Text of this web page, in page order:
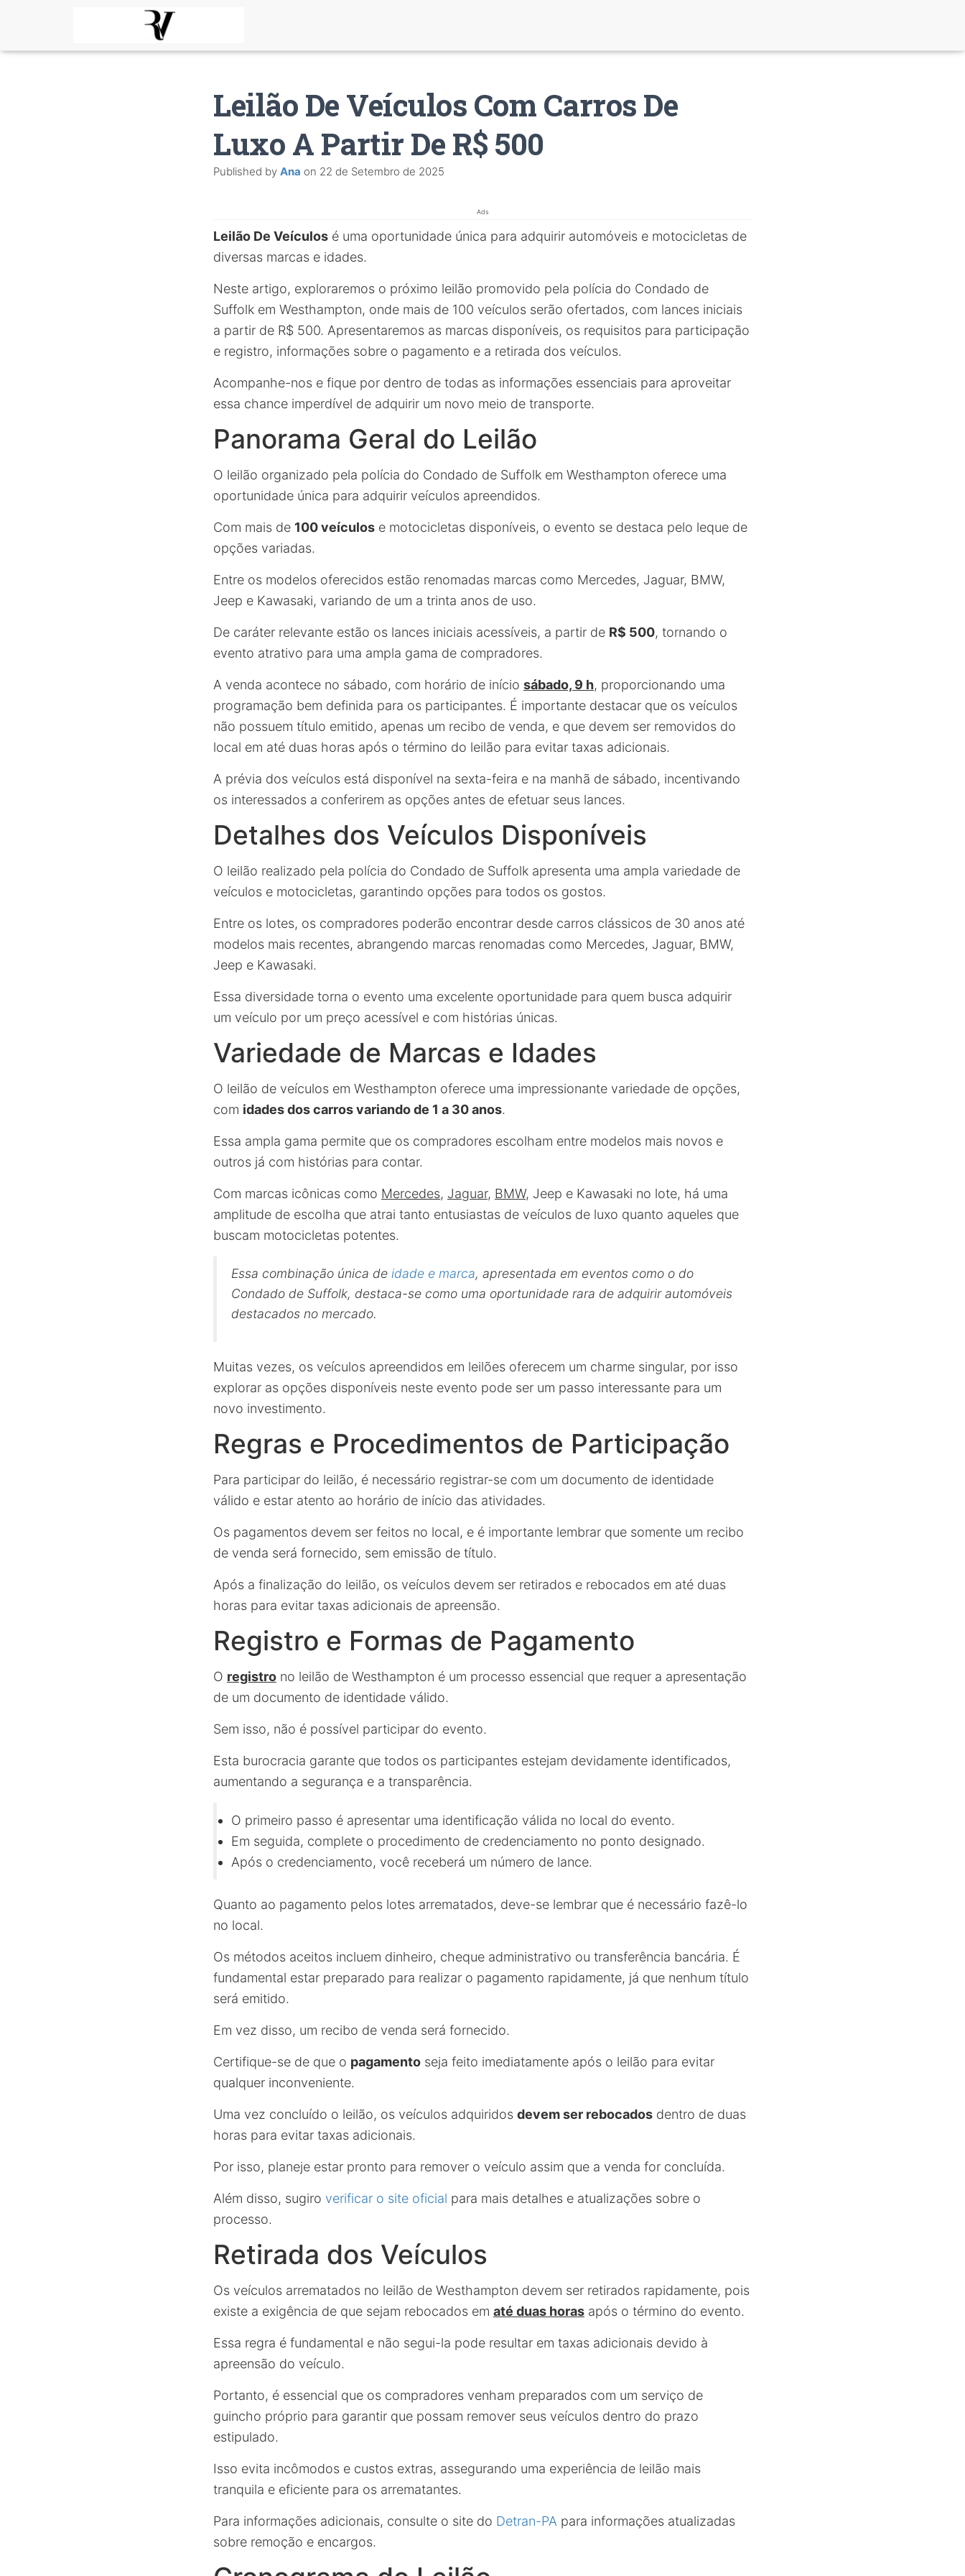
Leilão De Veículos Com Carros De
Luxo A Partir De R$ 500
Published by Ana on 22 de Setembro de 2025
Ads
Leilão De Veículos é uma oportunidade única para adquirir automóveis e motocicletas de
diversas marcas e idades.
Neste artigo, exploraremos o próximo leilão promovido pela polícia do Condado de
Suffolk em Westhampton, onde mais de 100 veículos serão ofertados, com lances iniciais
a partir de R$ 500. Apresentaremos as marcas disponíveis, os requisitos para participação
e registro, informações sobre o pagamento e a retirada dos veículos.
Acompanhe-nos e fique por dentro de todas as informações essenciais para aproveitar
essa chance imperdível de adquirir um novo meio de transporte.
Panorama Geral do Leilão
O leilão organizado pela polícia do Condado de Suffolk em Westhampton oferece uma
oportunidade única para adquirir veículos apreendidos.
Com mais de 100 veículos e motocicletas disponíveis, o evento se destaca pelo leque de
opções variadas.
Entre os modelos oferecidos estão renomadas marcas como Mercedes, Jaguar, BMW,
Jeep e Kawasaki, variando de um a trinta anos de uso.
De caráter relevante estão os lances iniciais acessíveis, a partir de R$ 500, tornando o
evento atrativo para uma ampla gama de compradores.
A venda acontece no sábado, com horário de início sábado, 9 h, proporcionando uma
programação bem definida para os participantes. É importante destacar que os veículos
não possuem título emitido, apenas um recibo de venda, e que devem ser removidos do
local em até duas horas após o término do leilão para evitar taxas adicionais.
A prévia dos veículos está disponível na sexta-feira e na manhã de sábado, incentivando
os interessados a conferirem as opções antes de efetuar seus lances.
Detalhes dos Veículos Disponíveis
O leilão realizado pela polícia do Condado de Suffolk apresenta uma ampla variedade de
veículos e motocicletas, garantindo opções para todos os gostos.
Entre os lotes, os compradores poderão encontrar desde carros clássicos de 30 anos até
modelos mais recentes, abrangendo marcas renomadas como Mercedes, Jaguar, BMW,
Jeep e Kawasaki.
Essa diversidade torna o evento uma excelente oportunidade para quem busca adquirir
um veículo por um preço acessível e com histórias únicas.
Variedade de Marcas e Idades
O leilão de veículos em Westhampton oferece uma impressionante variedade de opções,
com idades dos carros variando de 1 a 30 anos.
Essa ampla gama permite que os compradores escolham entre modelos mais novos e
outros já com histórias para contar.
Com marcas icônicas como Mercedes, Jaguar, BMW, Jeep e Kawasaki no lote, há uma
amplitude de escolha que atrai tanto entusiastas de veículos de luxo quanto aqueles que
buscam motocicletas potentes.
Essa combinação única de idade e marca, apresentada em eventos como o do
Condado de Suffolk, destaca-se como uma oportunidade rara de adquirir automóveis
destacados no mercado.
Muitas vezes, os veículos apreendidos em leilões oferecem um charme singular, por isso
explorar as opções disponíveis neste evento pode ser um passo interessante para um
novo investimento.
Regras e Procedimentos de Participação
Para participar do leilão, é necessário registrar-se com um documento de identidade
válido e estar atento ao horário de início das atividades.
Os pagamentos devem ser feitos no local, e é importante lembrar que somente um recibo
de venda será fornecido, sem emissão de título.
Após a finalização do leilão, os veículos devem ser retirados e rebocados em até duas
horas para evitar taxas adicionais de apreensão.
Registro e Formas de Pagamento
O registro no leilão de Westhampton é um processo essencial que requer a apresentação
de um documento de identidade válido.
Sem isso, não é possível participar do evento.
Esta burocracia garante que todos os participantes estejam devidamente identificados,
aumentando a segurança e a transparência.
O primeiro passo é apresentar uma identificação válida no local do evento.
Em seguida, complete o procedimento de credenciamento no ponto designado.
Após o credenciamento, você receberá um número de lance.
Quanto ao pagamento pelos lotes arrematados, deve-se lembrar que é necessário fazê-lo
no local.
Os métodos aceitos incluem dinheiro, cheque administrativo ou transferência bancária. É
fundamental estar preparado para realizar o pagamento rapidamente, já que nenhum título
será emitido.
Em vez disso, um recibo de venda será fornecido.
Certifique-se de que o pagamento seja feito imediatamente após o leilão para evitar
qualquer inconveniente.
Uma vez concluído o leilão, os veículos adquiridos devem ser rebocados dentro de duas
horas para evitar taxas adicionais.
Por isso, planeje estar pronto para remover o veículo assim que a venda for concluída.
Além disso, sugiro verificar o site oficial para mais detalhes e atualizações sobre o
processo.
Retirada dos Veículos
Os veículos arrematados no leilão de Westhampton devem ser retirados rapidamente, pois
existe a exigência de que sejam rebocados em até duas horas após o término do evento.
Essa regra é fundamental e não segui-la pode resultar em taxas adicionais devido à
apreensão do veículo.
Portanto, é essencial que os compradores venham preparados com um serviço de
guincho próprio para garantir que possam remover seus veículos dentro do prazo
estipulado.
Isso evita incômodos e custos extras, assegurando uma experiência de leilão mais
tranquila e eficiente para os arrematantes.
Para informações adicionais, consulte o site do Detran-PA para informações atualizadas
sobre remoção e encargos.